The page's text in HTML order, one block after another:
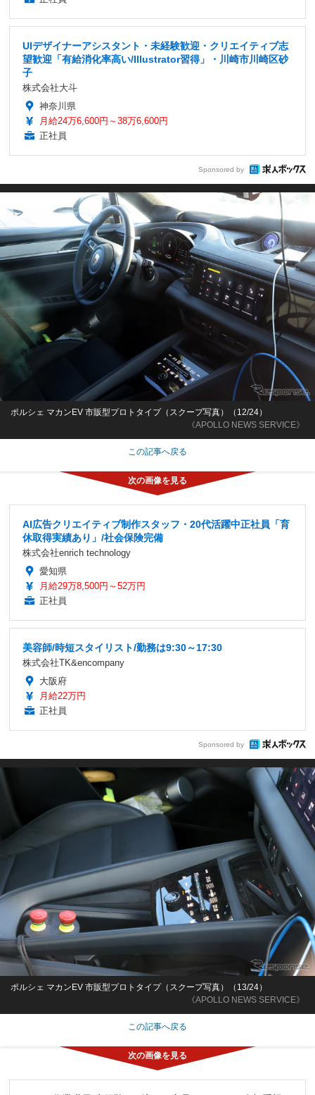
UIデザイナーアシスタント・未経験歓迎・クリエイティブ志
望歓迎「有給消化率高い/Illustrator習得」・川崎市川崎区砂
子
株式会社大斗
神奈川県
月給24万6,600円～38万6,600円
正社員
Sponsored by
《APOLLO NEWS SERVICE》
ポルシェ マカンEV 市販型プロトタイプ（スクープ写真）（12/24）
この記事へ戻る
AI広告クリエイティブ制作スタッフ・20代活躍中正社員「育
休取得実績あり」/社会保険完備
株式会社enrich technology
愛知県
月給29万8,500円～52万円
正社員
美容師/時短スタイリスト/勤務は9:30～17:30
株式会社TK&encompany
大阪府
月給22万円
正社員
Sponsored by
《APOLLO NEWS SERVICE》
ポルシェ マカンEV 市販型プロトタイプ（スクープ写真）（13/24）
この記事へ戻る